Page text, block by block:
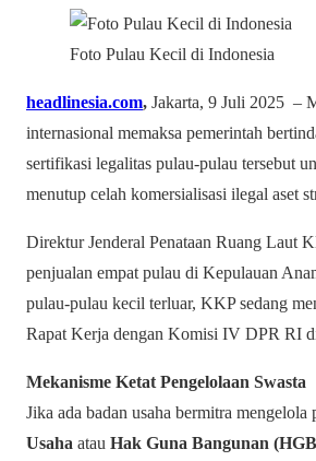
Foto Pulau Kecil di Indonesia
headlinesia.com, Jakarta, 9 Juli 2025 –
internasional memaksa pemerintah
sertifikasi legalitas pulau-pulau tersebut
menutup celah komersialisasi ilegal aset
Direktur Jenderal Penataan Ruang Laut
penjualan empat pulau di Kepulauan
pulau-pulau kecil terluar, KKP sedang
Rapat Kerja dengan Komisi IV DPR RI
Mekanisme Ketat Pengelolaan Swasta
Jika ada badan usaha bermitra
Usaha atau Hak Guna Bangunan